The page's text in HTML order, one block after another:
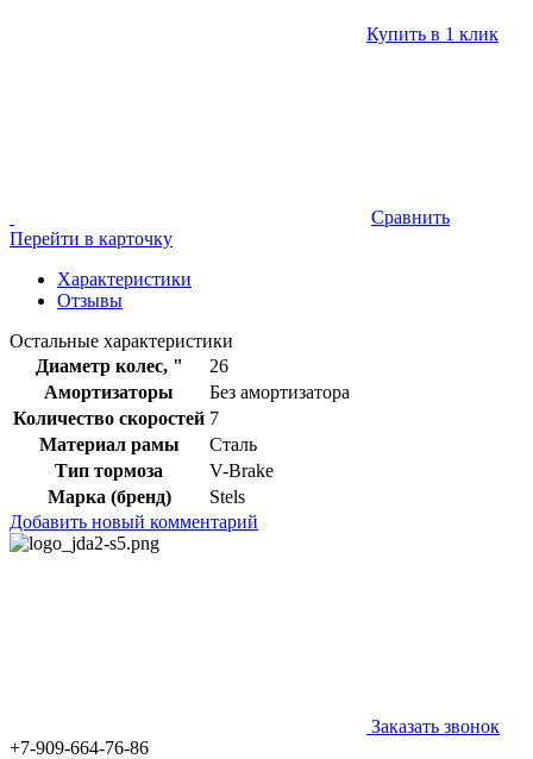
Купить в 1 клик
Сравнить
Перейти в карточку
Характеристики
Отзывы
Остальные характеристики
Диаметр колес, "
26
Амортизаторы
Без амортизатора
Количество скоростей 7
Материал рамы
Сталь
Тип тормоза
V-Brake
Марка (бренд)
Stels
Добавить новый комментарий
Заказать звонок
+7-909-664-76-86